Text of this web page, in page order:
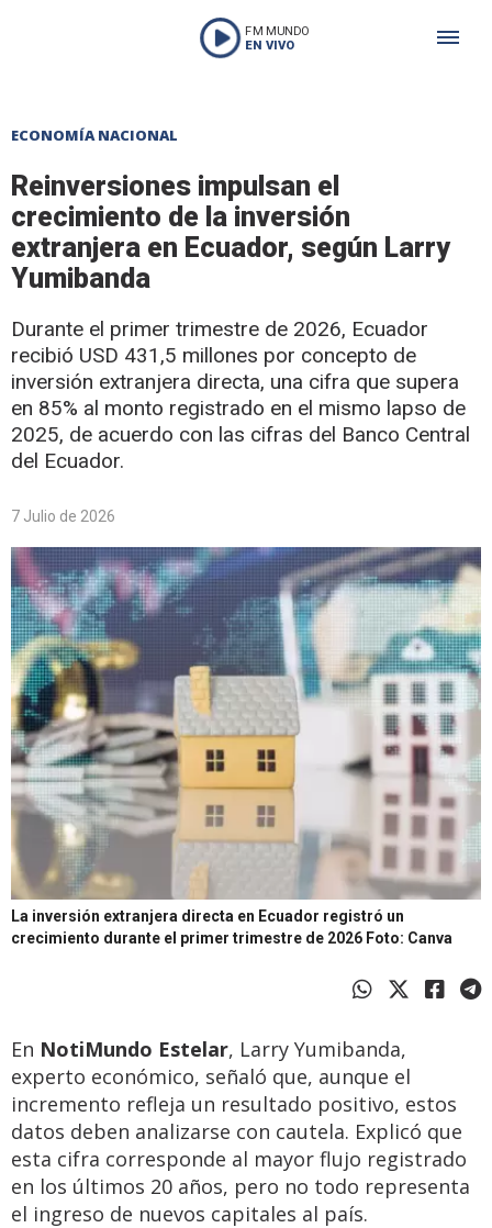
FM MUNDO
EN VIVO
ECONOMÍA NACIONAL
Reinversiones impulsan el
crecimiento de la inversión
extranjera en Ecuador, según Larry
Yumibanda
Durante el primer trimestre de 2026, Ecuador
recibió USD 431,5 millones por concepto de
inversión extranjera directa, una cifra que supera
en 85% al monto registrado en el mismo lapso de
2025, de acuerdo con las cifras del Banco Central
del Ecuador.
7 Julio de 2026
La inversión extranjera directa en Ecuador registró un
crecimiento durante el primer trimestre de 2026 Foto: Canva
En NotiMundo Estelar, Larry Yumibanda,
experto económico, señaló que, aunque el
incremento refleja un resultado positivo, estos
datos deben analizarse con cautela. Explicó que
esta cifra corresponde al mayor flujo registrado
en los últimos 20 años, pero no todo representa
el ingreso de nuevos capitales al país.